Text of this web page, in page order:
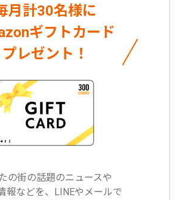
月計30名様に
ギフトカード
プレゼント！
の街の話題のニュースや
報などを、LINEやメールで